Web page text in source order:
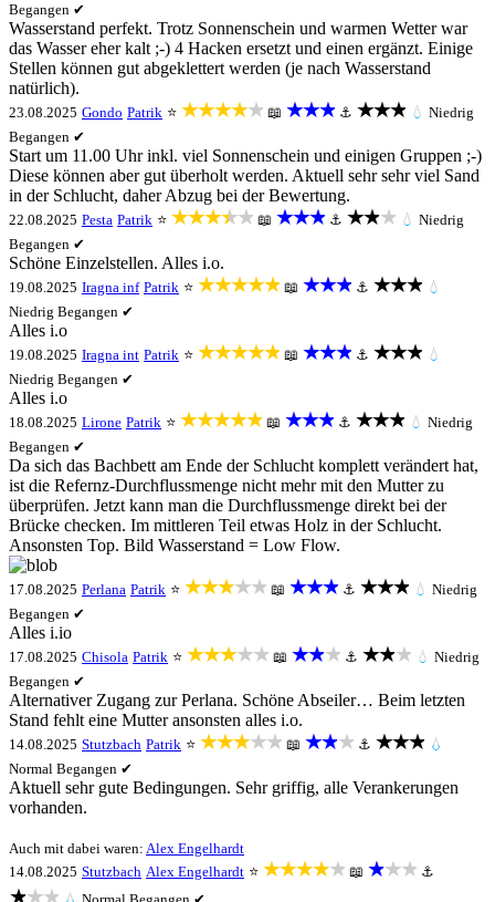
Begangen ✔
Wasserstand perfekt. Trotz Sonnenschein und warmen Wetter war
das Wasser eher kalt ;-) 4 Hacken ersetzt und einen ergänzt. Einige
Stellen können gut abgeklettert werden (je nach Wasserstand
natürlich).
23.08.2025 Gondo Patrik ⭐ ★★★★★ 📖 ★★★ ⚓ ★★★ 💧 Niedrig
Begangen ✔
Start um 11.00 Uhr inkl. viel Sonnenschein und einigen Gruppen ;-)
Diese können aber gut überholt werden. Aktuell sehr sehr viel Sand
in der Schlucht, daher Abzug bei der Bewertung.
22.08.2025 Pesta Patrik ⭐ ★★★★★ 📖 ★★★ ⚓ ★★★ 💧 Niedrig
Begangen ✔
Schöne Einzelstellen. Alles i.o.
19.08.2025 Iragna inf Patrik ⭐ ★★★★★ 📖 ★★★ ⚓ ★★★ 💧
Niedrig Begangen ✔
Alles i.o
19.08.2025 Iragna int Patrik ⭐ ★★★★★ 📖 ★★★ ⚓ ★★★ 💧
Niedrig Begangen ✔
Alles i.o
18.08.2025 Lirone Patrik ⭐ ★★★★★ 📖 ★★★ ⚓ ★★★ 💧 Niedrig
Begangen ✔
Da sich das Bachbett am Ende der Schlucht komplett verändert hat,
ist die Refernz-Durchflussmenge nicht mehr mit den Mutter zu
überprüfen. Jetzt kann man die Durchflussmenge direkt bei der
Brücke checken. Im mittleren Teil etwas Holz in der Schlucht.
Ansonsten Top. Bild Wasserstand = Low Flow.
17.08.2025 Perlana Patrik ⭐ ★★★★★ 📖 ★★★ ⚓ ★★★ 💧 Niedrig
Begangen ✔
Alles i.io
17.08.2025 Chisola Patrik ⭐ ★★★★★ 📖 ★★★ ⚓ ★★★ 💧 Niedrig
Begangen ✔
Alternativer Zugang zur Perlana. Schöne Abseiler… Beim letzten
Stand fehlt eine Mutter ansonsten alles i.o.
14.08.2025 Stutzbach Patrik ⭐ ★★★★★ 📖 ★★★ ⚓ ★★★ 💧
Normal Begangen ✔
Aktuell sehr gute Bedingungen. Sehr griffig, alle Verankerungen
vorhanden.
Auch mit dabei waren: Alex Engelhardt
14.08.2025 Stutzbach Alex Engelhardt ⭐ ★★★★★ 📖 ★★★ ⚓
★★★